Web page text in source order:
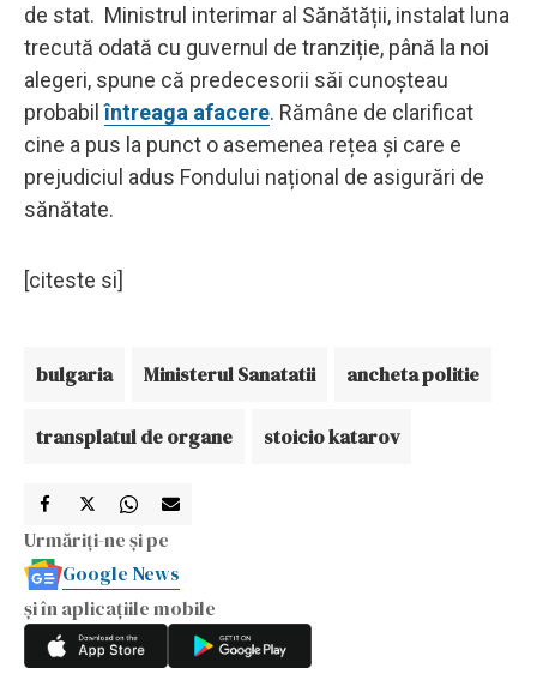
de stat. Ministrul interimar al Sănătății, instalat luna
trecută odată cu guvernul de tranziție, până la noi
alegeri, spune că predecesorii săi cunoșteau
probabilîntreaga afacere. Rămâne de clarificat
cine a pus la punct o asemenea rețea și care e
prejudiciul adus Fondului național de asigurări de
sănătate.
[citeste si]
bulgaria Ministerul Sanatatii ancheta politie
transplatul de organe stoicio katarov
Urmăriți-ne și pe
Google News
și în aplicațiile mobile